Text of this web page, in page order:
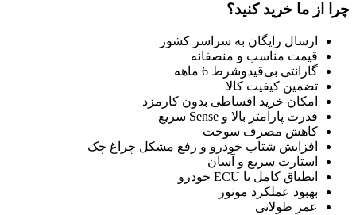
چرا از ما خرید کنید؟
ارسال رایگان به سراسر کشور
قیمت مناسب و منصفانه
گارانتی بی‌قیدوشرط 6 ماهه
تضمین کیفیت کالا
امکان خرید اقساطی بدون کارمزد
قدرت پارامتر بالا و Sense سریع
کاهش مصرف سوخت
افزایش شتاب خودرو و رفع مشکل چراغ چک
استارت سریع و آسان
انطباق کامل با ECU خودرو
بهبود عملکرد موتور
عمر طولانی